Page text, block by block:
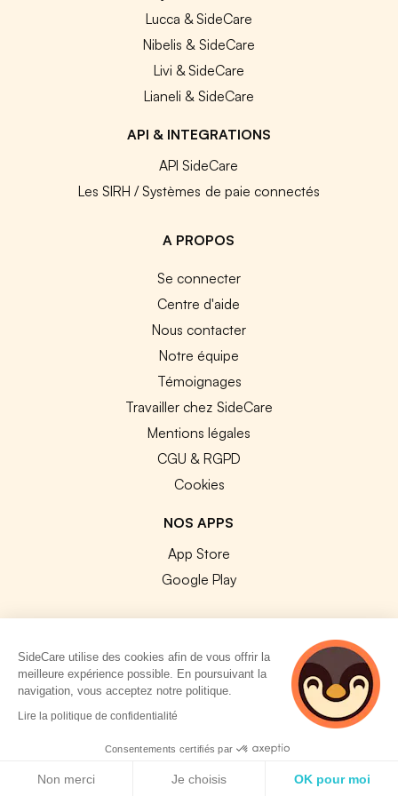
Lucca & SideCare
Nibelis & SideCare
Livi & SideCare
Lianeli & SideCare
API & INTEGRATIONS
API SideCare
Les SIRH / Systèmes de paie connectés
A PROPOS
Se connecter
Centre d'aide
Nous contacter
Notre équipe
Témoignages
Travailler chez SideCare
Mentions légales
CGU & RGPD
Cookies
NOS APPS
App Store
Google Play
© 2026 SideCare. Tous droits réservés.
SideCare utilise des cookies afin de vous offrir la
meilleure expérience possible. En poursuivant la
navigation, vous acceptez notre politique.
Lire la politique de confidentialité
Consentements certifiés par
Non merci Je choisis OK pour moi
4 personnes
consultent
actuellement cette